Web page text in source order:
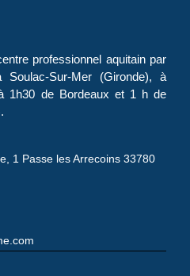
professionnel aquitain par
Sur-Mer (Gironde), à
1h30 de Bordeaux et 1 h de
1 Passe les Arrecoins 33780